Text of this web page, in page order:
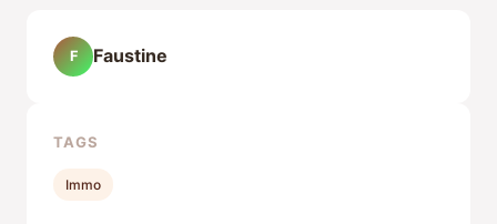
F Faustine
TAGS
Immo